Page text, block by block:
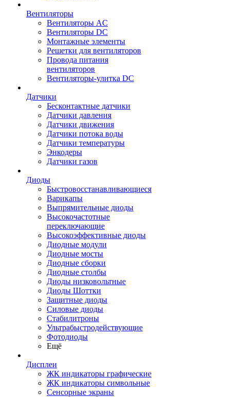
Вентиляторы
Вентиляторы AC
Вентиляторы DC
Монтажные элементы
Решетки для вентиляторов
Провода питания
вентиляторов
Вентиляторы-улитка DC
Датчики
Бесконтактные датчики
Датчики давления
Датчики движения
Датчики потока воды
Датчики температуры
Энкодеры
Датчики газов
Диоды
Быстровосстанавливающиеся
Варикапы
Выпрямительные диоды
Высокочастотные
переключающие
Высокоэффективные диоды
Диодные модули
Диодные мосты
Диодные сборки
Диодные столбы
Диоды низковольтные
Диоды Шоттки
Защитные диоды
Силовые диоды
Стабилитроны
Ультрабыстродействующие
Фотодиоды
Ещё
Дисплеи
ЖК индикаторы графические
ЖК индикаторы символьные
Сенсорные экраны